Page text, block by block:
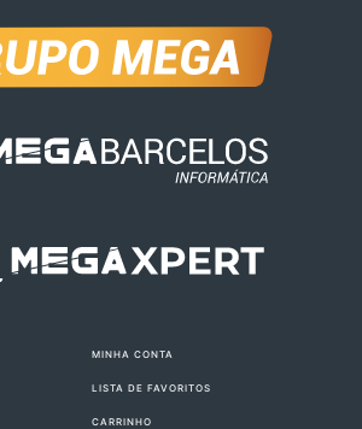
MINHA CONTA
LISTA DE FAVORITOS
CARRINHO